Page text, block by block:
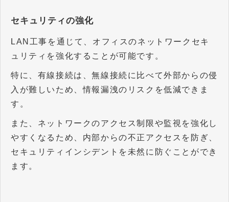
セキュリティの強化
LAN工事を通じて、オフィスのネットワークセキ
ュリティを強化することが可能です。
特に、有線接続は、無線接続に比べて外部からの侵
入が難しいため、情報漏洩のリスクを低減できま
す。
また、ネットワークのアクセス制限や監視を強化し
やすくなるため、内部からの不正アクセスを防ぎ、
セキュリティインシデントを未然に防ぐことができ
ます。